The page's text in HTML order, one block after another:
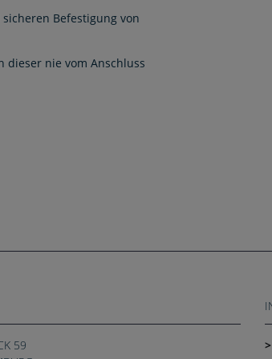
Befestigung von
dieser nie vom Anschluss
59